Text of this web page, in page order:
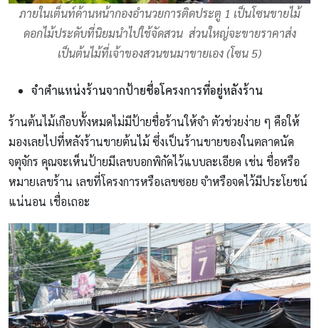
ภายในเต็นท์ด้านหน้ากองอำนวยการติดประตู 1 เป็นโซนขายไม้
ดอกไม้ประดับที่นิยมนำไปใช้จัดสวน ส่วนใหญ่จะขายราคาส่ง
เป็นต้นไม้ที่เจ้าของสวนขนมาขายเอง (โซน 5)
จำตำแหน่งร้านจากป้ายชื่อโครงการที่อยู่หลังร้าน
ร้านต้นไม้เกือบทั้งหมดไม่มีป้ายชื่อร้านให้จำ ตัวช่วยง่าย ๆ คือให้
มองเลยไปที่หลังร้านขายต้นไม้ ซึ่งเป็นร้านขายของในตลาดนัด
จตุจักร คุณจะเห็นป้ายมีเลขบอกพิกัดไว้แบบละเอียด เช่น ชื่อหรือ
หมายเลขร้าน เลขที่โครงการหรือเลขซอย จำหรือจดไว้มีประโยชน์
แน่นอน เชื่อเถอะ